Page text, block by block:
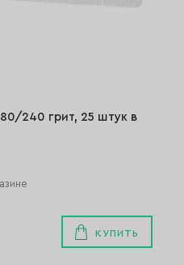
240 грит, 25 штук в
КУПИТЬ